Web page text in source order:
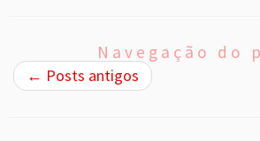
Navegação do
← Posts antigos